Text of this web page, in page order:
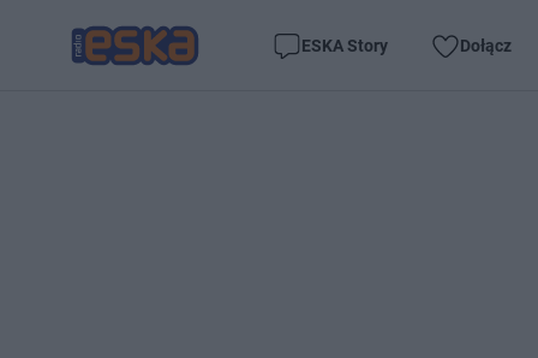
ESKA Story Dołącz